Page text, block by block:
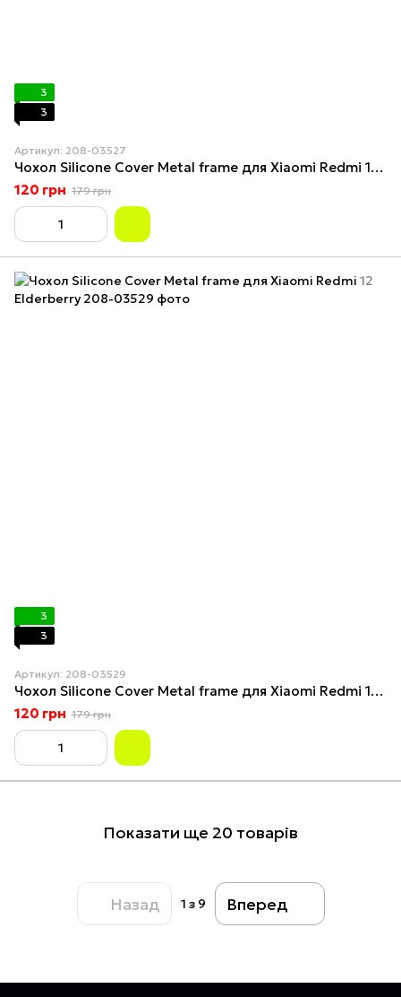
3
3
Артикул: 208-03527
Чохол Silicone Cover Metal frame для Xiaomi Redmi 12 Army green
120 грн 179 грн
3
3
Артикул: 208-03529
Чохол Silicone Cover Metal frame для Xiaomi Redmi 12 Elderberry
120 грн 179 грн
Показати ще 20 товарів
Назад 1 з 9 Вперед